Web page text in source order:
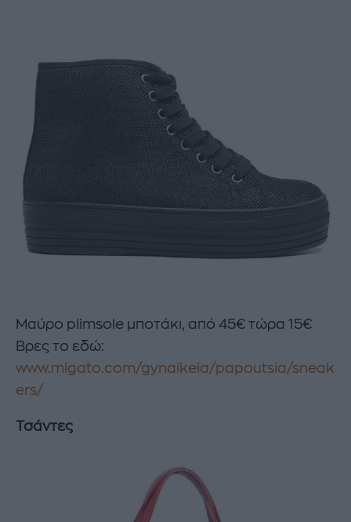
Μαύρο plimsole μποτάκι, από 45€ τώρα 15€
Βρες το εδώ:
www.migato.com/gynaikeia/papoutsia/sneak
ers/
Τσάντες